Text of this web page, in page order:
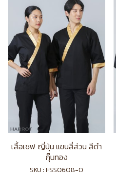
เสื้อเชฟ ญี่ปุ่น แขนสี่ส่วน สีดำ
กุ๊นทอง
SKU : FSS0608-0